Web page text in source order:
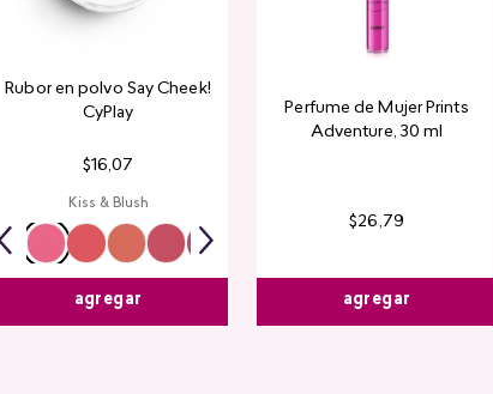
Rubor en polvo Say Cheek!
CyPlay
$16,07
Kiss & Blush
agregar
Perfume de Mujer Prints
Adventure, 30 ml
$26 ,79
agregar